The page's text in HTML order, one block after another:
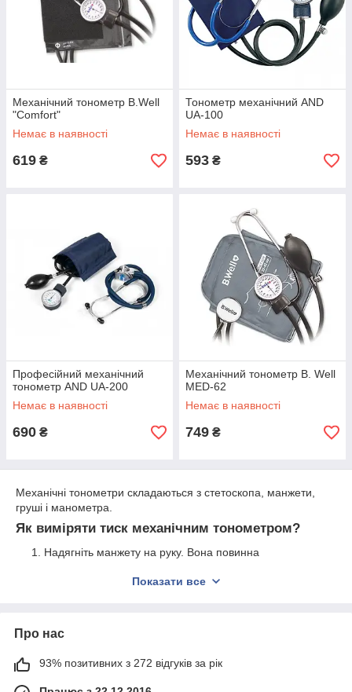
Механічний тонометр B.Well
"Comfort"
Немає в наявності
619 ₴
Тонометр механічний AND
UA-100
Немає в наявності
593 ₴
Професійний механічний
тонометр AND UA-200
Немає в наявності
690 ₴
Механічний тонометр B. Well
MED-62
Немає в наявності
749 ₴
Механічні тонометри складаються з стетоскопа, манжети,
груші і манометра.
Як виміряти тиск механічним тонометром?
Надягніть манжету на руку. Вона повинна
вище від згину ліктя.
накачуйте Манжету до тих пір, поки стрілки
на 30-40 одиниць. Наприклад, якщо ваш показник 170
Показати все
Про нас
93% позитивних з 272 відгуків за рік